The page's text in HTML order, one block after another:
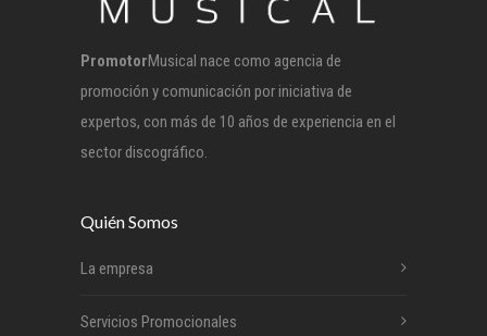
PromotorMusical nace como agencia de
promoción y comunicación por iniciativa de
expertos, con más de 10 años de experiencia en el
sector discográfico.
Quién Somos
La empresa
Servicios Promocionales